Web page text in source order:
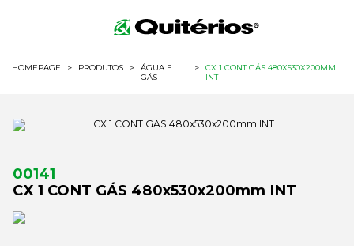
HOMEPAGE > PRODUTOS >
ÁGUA E
GÁS
>
CX 1 CONT GÁS 480X530X200MM
INT
00141
CX 1 CONT GÁS 480x530x200mm INT